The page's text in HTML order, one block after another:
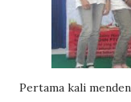
Pertama kali